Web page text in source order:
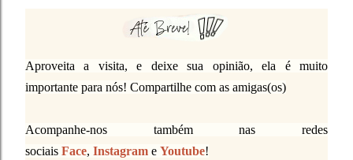
Aproveita a visita, e deixe sua opinião, ela é muito
importante para nós! Compartilhe com as amigas(os)
Acompanhe-nos também nas redes
sociais Face, Instagram e Youtube!